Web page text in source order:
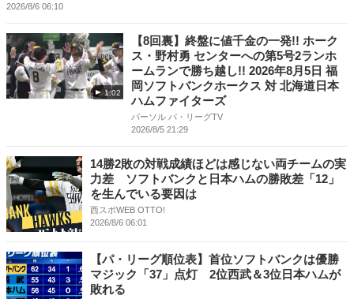
2026/8/6 06:10
1:02
【8回裏】終盤に値千金の一発!! ホーク
ス・野村勇 センターへの第5号2ランホ
ームランで勝ち越し!! 2026年8月5日 福
岡ソフトバンクホークス 対 北海道日本
ハムファイターズ
パーソル パ・リーグTV
2026/8/5 21:29
14勝2敗の対戦成績ほどは感じない両チームの実
力差 ソフトバンクと日本ハムの勝敗差「12」
を生んでいる要因は
西スポWEB OTTO!
2026/8/6 06:01
【パ・リーグ順位表】首位ソフトバンクは優勝
マジック「37」点灯 2位西武＆3位日本ハムが
敗れる